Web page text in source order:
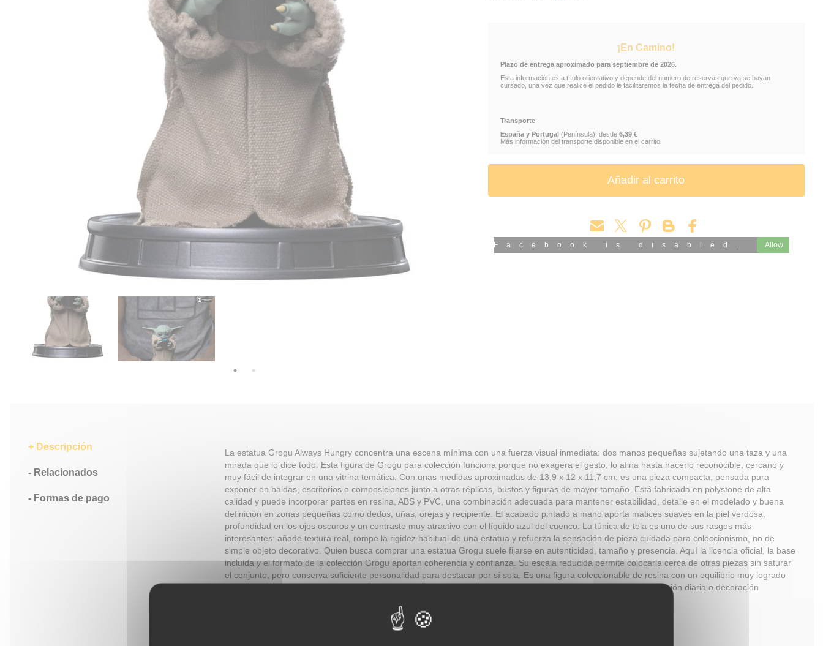
¡En Camino!
Plazo de entrega aproximado para septiembre de 2026.
Esta información es a título orientativo y depende del número de reservas que ya se hayan
cursado, una vez que realice el pedido le facilitaremos la fecha de entrega del pedido.
Transporte
España y Portugal(Península): desde 6,39 €
Más información del transporte disponible en el carrito.
Facebook is disabled. Allow
Descripción
Relacionados
Formas de pago
La estatua Grogu Always Hungry concentra una escena mínima con una fuerza visual inmediata: dos manos pequeñas sujetando una taza y una
mirada que lo dice todo. Esta figura de Grogu para colección funciona porque no exagera el gesto, lo afina hasta hacerlo reconocible, cercano y
muy fácil de integrar en una vitrina temática. Con unas medidas aproximadas de 13,9 x 12 x 11,7 cm, es una pieza compacta, pensada para
exponer en baldas, escritorios o composiciones junto a otras réplicas, bustos y figuras de mayor tamaño. Está fabricada en polystone de alta
calidad y puede incorporar partes en resina, ABS y PVC, una combinación adecuada para mantener estabilidad, detalle en el modelado y buena
definición en zonas pequeñas como dedos, uñas, orejas y recipiente. El acabado pintado a mano aporta matices suaves en la piel verdosa,
profundidad en los ojos oscuros y un contraste muy atractivo con el líquido azul del cuenco. La túnica de tela es uno de sus rasgos más
interesantes: añade textura real, rompe la rigidez habitual de una estatua y refuerza la sensación de pieza cuidada para coleccionismo, no de
simple objeto decorativo. Quien busca comprar una estatua Grogu suele fijarse en autenticidad, tamaño y presencia. Aquí la licencia oficial, la base
incluida y el formato de la colección Grogu aportan coherencia y confianza. Su escala reducida permite colocarla cerca de otras piezas sin saturar
el conjunto, pero conserva suficiente personalidad para destacar por sí sola. Es una figura coleccionable de resina con un equilibrio muy logrado
entre ternura, materiales sólidos y acabado artesanal. Una incorporación cómoda para colección personal, exposición diaria o decoración